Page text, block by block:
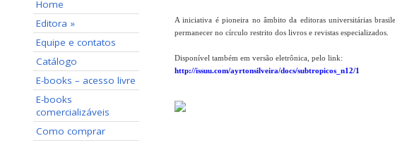
Home
Editora »
Equipe e contatos
Catálogo
E-books – acesso livre
E-books
comercializáveis
Como comprar
A iniciativa é pioneira no âmbito da editoras universitárias
permanecer no círculo restrito dos livros e revistas especializados.
Disponível também em versão eletrônica, pelo link:
http://issuu.com/ayrtonsilveira/docs/subtropicos_n12/1